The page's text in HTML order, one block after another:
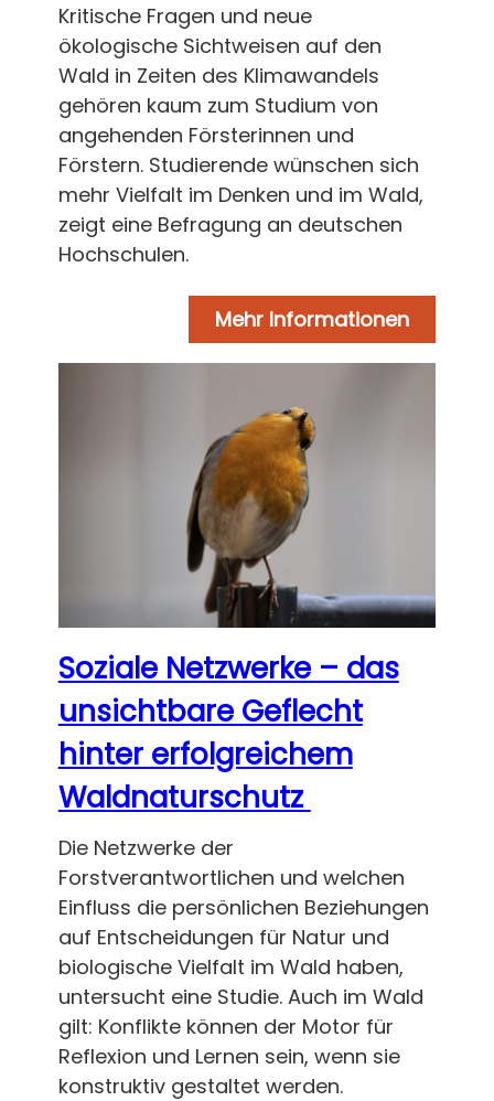
Kritische Fragen und neue
ökologische Sichtweisen auf den
Wald in Zeiten des Klimawandels
gehören kaum zum Studium von
angehenden Försterinnen und
Förstern. Studierende wünschen sich
mehr Vielfalt im Denken und im Wald,
zeigt eine Befragung an deutschen
Hochschulen.
Mehr Informationen
Soziale Netzwerke – das
unsichtbare Geflecht
hinter erfolgreichem
Waldnaturschutz
Die Netzwerke der
Forstverantwortlichen und welchen
Einfluss die persönlichen Beziehungen
auf Entscheidungen für Natur und
biologische Vielfalt im Wald haben,
untersucht eine Studie. Auch im Wald
gilt: Konflikte können der Motor für
Reflexion und Lernen sein, wenn sie
konstruktiv gestaltet werden.